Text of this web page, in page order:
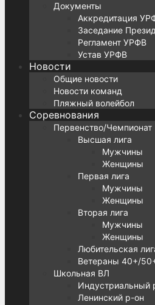
Документы
Аккредитация
Заседание
Регламент УРФВ
Устав УРФВ
Новости
Общие новости
Новости команд
Пляжный волейбол
Соревнования
Первенство/Чемпионат
Высшая лига
Мужчины
Женщины
Первая лига
Мужчины
Женщины
Вторая лига
Мужчины
Женщины
Любительская
Ветераны 40+/
Школьная ВЛ
Индустриальный
Ленинский р-он